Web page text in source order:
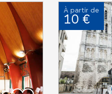
À partir de
10 €